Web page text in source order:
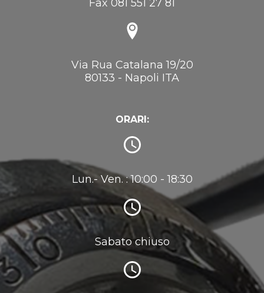
Fax 081 551 27 81
Via Rua Catalana 19/20
80133 - Napoli ITA
ORARI:
Lun.- Ven. : 10:00 - 18:30
Sabato chiuso